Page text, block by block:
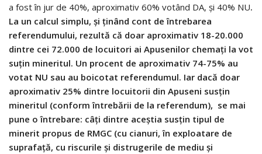
a fost în jur de 40%, aproximativ 60% votând DA, și 40% NU.
La un calcul simplu, și ținând cont de întrebarea
referendumului, rezultă că doar aproximativ 18-20.000
dintre cei 72.000 de locuitori ai Apusenilor chemați la vot
suțin mineritul. Un procent de aproximativ 74-75% au
votat NU sau au boicotat referendumul. Iar dacă doar
aproximativ 25% dintre locuitorii din Apuseni susțin
mineritul (conform întrebării de la referendum), se mai
pune o întrebare: câți dintre aceștia susțin tipul de
minerit propus de RMGC (cu cianuri, în exploatare de
suprafață, cu riscurile și distrugerile de mediu și